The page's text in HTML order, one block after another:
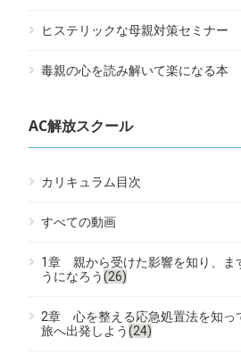
ヒステリックな母親対策セミナー
毒親の心を読み解いて楽になる本
AC解放スクール
カリキュラム目次
すべての動画
1章 親から受けた影響を知り、ま
うになろう(26)
2章 心を整える応急処置法を知っ
旅へ出発しよう(24)